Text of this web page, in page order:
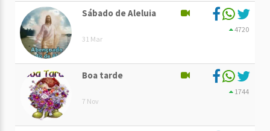
Sábado de Aleluia
31 Mar
4720
Boa tarde
7 Nov
1744